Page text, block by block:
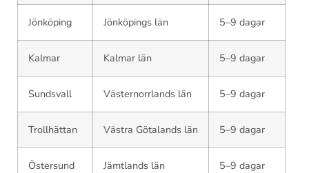
Jönköping Jönköpings län 5–9 dagar
Kalmar Kalmar län 5–9 dagar
Sundsvall Västernorrlands län 5–9 dagar
Trollhättan Västra Götalands län 5–9 dagar
Östersund Jämtlands län 5–9 dagar